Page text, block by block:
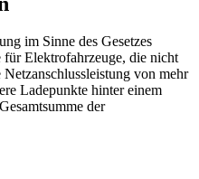
im Sinne des Gesetzes
für Elektrofahrzeuge, die nicht
von mehr
Ladepunkte hinter einem
der